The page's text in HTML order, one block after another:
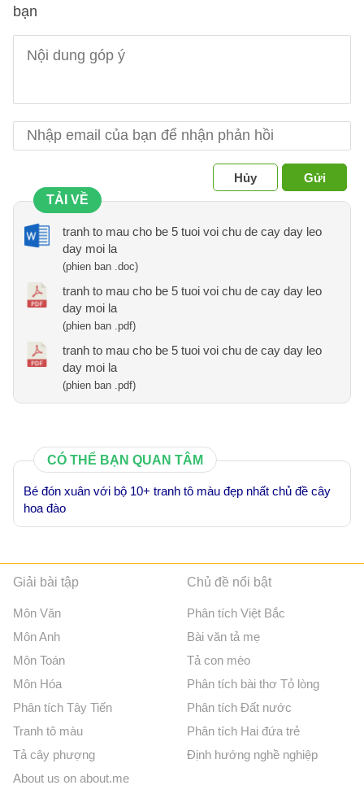
bạn
Hủy
Gửi
TẢI VỀ
tranh to mau cho be 5 tuoi voi chu de cay day leo
day moi la
(phien ban .doc)
tranh to mau cho be 5 tuoi voi chu de cay day leo
day moi la
(phien ban .pdf)
tranh to mau cho be 5 tuoi voi chu de cay day leo
day moi la
(phien ban .pdf)
CÓ THỂ BẠN QUAN TÂM
Bé đón xuân với bộ 10+ tranh tô màu đẹp nhất chủ đề cây
hoa đào
Giải bài tập
Môn Văn
Môn Anh
Môn Toán
Môn Hóa
Phân tích Tây Tiến
Tranh tô màu
Tả cây phượng
About us on about.me
Chủ đề nổi bật
Phân tích Việt Bắc
Bài văn tả mẹ
Tả con mèo
Phân tích bài thơ Tỏ lòng
Phân tích Đất nước
Phân tích Hai đứa trẻ
Định hướng nghề nghiệp